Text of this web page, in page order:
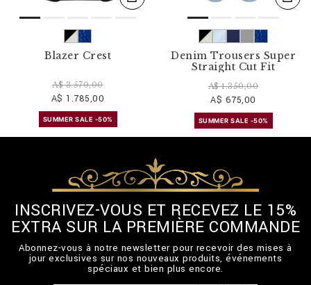
Blazer Crest
A$ 3.570,00
A$ 1.785,00
SUMMER SALE -50%
Denim Trousers Super
Straight Cut Fit
A$ 1.350,00
A$ 675,00
SUMMER SALE -50%
INSCRIVEZ-VOUS ET RECEVEZ LE 15%
EXTRA SUR LA PREMIÈRE COMMANDE
Abonnez-vous à notre newsletter pour recevoir des mises à
jour exclusives sur nos nouveaux produits, événements
spéciaux et bien plus encore.